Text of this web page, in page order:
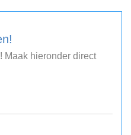
Maak hieronder direct